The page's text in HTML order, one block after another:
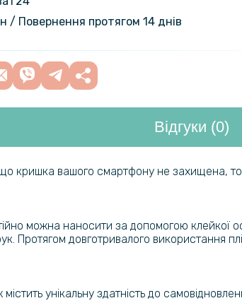
10 Pro
Чохол-книжка Tayler для Samsung Galaxy
Plus 5G
Чохол-накладка TPU Color Matte Case для
Ace 2 / 11R
/ Повернення протягом 14 днів
Відгуки (0)
кришка вашого смартфону не захищена,
можна наносити за допомогою клейкої
Протягом довготривалого використання
унікальну здатність до